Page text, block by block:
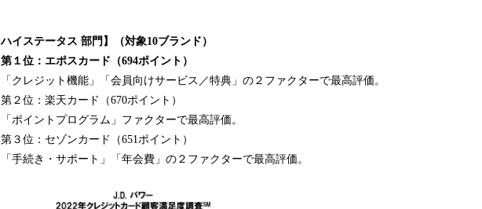
ハイステータス 部門】（対象10ブランド ）
第 １ 位： エポスカード （694ポイント）
「クレジット機能」「会員向けサービス／特典」の２ファクターで最高評価。
第２位：楽天カード（670ポイント）
「ポイントプログラム」ファクターで最高評価。
第３位：セゾンカード（651ポイント）
「手続き・サポート」「年会費」の２ファクターで最高評価。